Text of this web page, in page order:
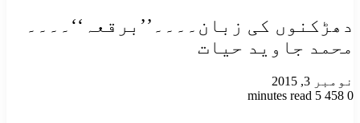
دھڑکنوں کی زبان۔۔۔۔’’برقعہ‘‘۔۔۔۔
محمد جاوید حیات
نومبر 3, 2015
0
5 minutes read